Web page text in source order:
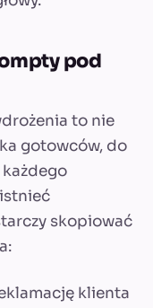
pod
to nie
gotowców, do
skopiować
klienta